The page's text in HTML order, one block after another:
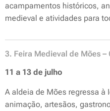
acampamentos históricos,
medieval e atividades para
3. Feira Medieval de Mões –
11 a 13 de julho
A aldeia de Mões regressa à
animação, artesãos,